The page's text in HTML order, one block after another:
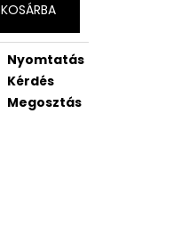
KOSÁRBA
Nyomtatás
Kérdés
Megosztás